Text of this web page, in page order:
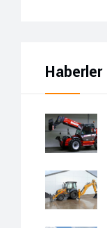
Haberler